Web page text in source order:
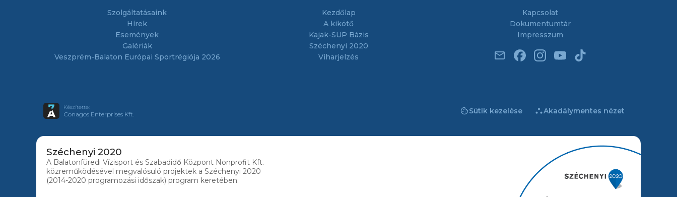
Szolgáltatásaink
Hírek
Események
Galériák
Veszprém-Balaton Európai Sportrégiója 2026
Kezdőlap
A kikötő
Kajak-SUP Bázis
Széchenyi 2020
Viharjelzés
Kapcsolat
Dokumentumtár
Impresszum
email
Készítette:
Conagos Enterprises Kft. cookieSütik kezelése atrAkadálymentes nézet
Széchenyi 2020
A Balatonfüredi Vízisport és Szabadidő Központ Nonprofit Kft.
közreműködésével megvalósuló projektek a Széchenyi 2020
(2014-2020 programozási időszak) program keretében: